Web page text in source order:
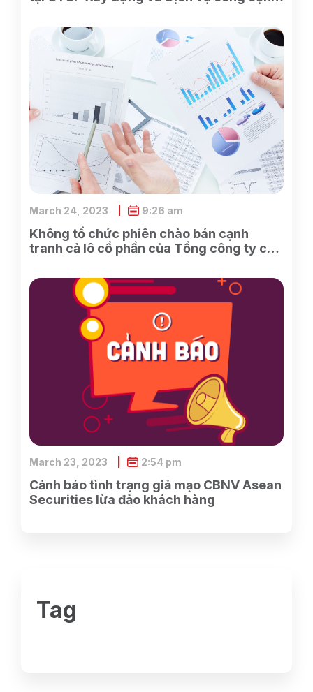
Không tổ chức phiên chào bán cạnh
tranh cả lô cổ phần của Tổng công ty cổ
SCIC sở hữu
March 24, 2023 9:26 am
Cảnh báo tình trạng giả mạo CBNV Asean
Securities lừa đảo khách hàng
March 23, 2023 2:54 pm
Tag